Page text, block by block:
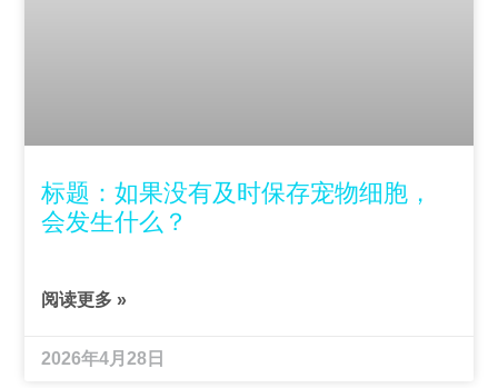
标题：如果没有及时保存宠物细胞，
会发生什么？
阅读更多 »
2026年4月28日